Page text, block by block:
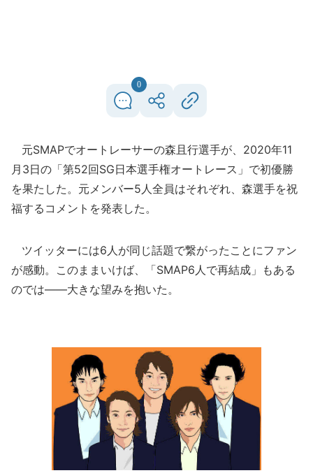
0
元SMAPでオートレーサーの森且行選手が、2020年11
月3日の「第52回SG日本選手権オートレース」で初優勝
を果たした。元メンバー5人全員はそれぞれ、森選手を祝
福するコメントを発表した。
ツイッターには6人が同じ話題で繋がったことにファン
が感動。このままいけば、「SMAP6人で再結成」もある
のでは――大きな望みを抱いた。